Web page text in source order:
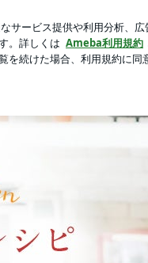
添加めんつゆレシ